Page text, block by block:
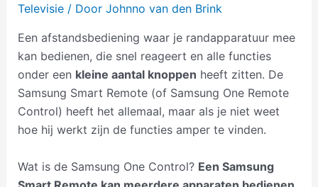
Televisie/ Door Johnno van den Brink
Een afstandsbediening waar je randapparatuur mee
kan bedienen, die snel reageert en alle functies
onder een kleine aantal knoppen heeft zitten. De
Samsung Smart Remote (of Samsung One Remote
Control) heeft het allemaal, maar als je niet weet
hoe hij werkt zijn de functies amper te vinden.
Wat is de Samsung One Control? Een Samsung